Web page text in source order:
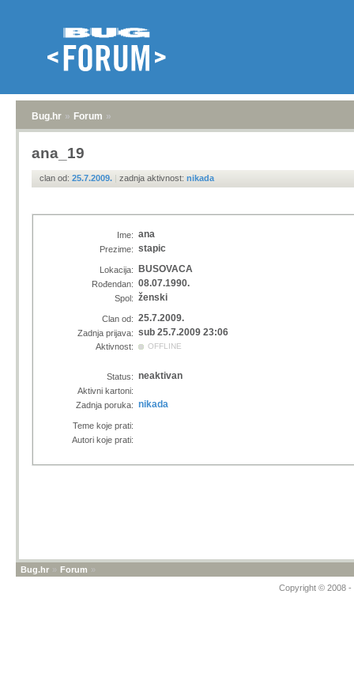
Bug.hr » Forum »
ana_19
clan od: 25.7.2009. | zadnja aktivnost: nikada
Ime: ana
Prezime: stapic
Lokacija: BUSOVACA
Rođendan: 08.07.1990.
Spol: ženski
Clan od: 25.7.2009.
Zadnja prijava: sub 25.7.2009 23:06
Aktivnost: OFFLINE
Status: neaktivan
Aktivni kartoni:
Zadnja poruka: nikada
Teme koje prati:
Autori koje prati:
Bug.hr » Forum »
Copyright © 2008 -